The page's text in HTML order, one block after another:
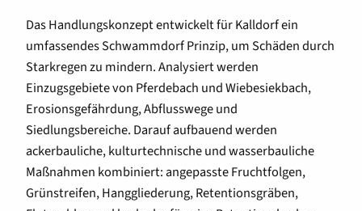
Das Handlungskonzept entwickelt für Kalldorf ein
umfassendes Schwammdorf Prinzip, um Schäden durch
Starkregen zu mindern. Analysiert werden
Einzugsgebiete von Pferdebach und Wiebesiekbach,
Erosionsgefährdung, Abflusswege und
Siedlungsbereiche. Darauf aufbauend werden
ackerbauliche, kulturtechnische und wasserbauliche
Maßnahmen kombiniert: angepasste Fruchtfolgen,
Grünstreifen, Hanggliederung, Retentionsgräben,